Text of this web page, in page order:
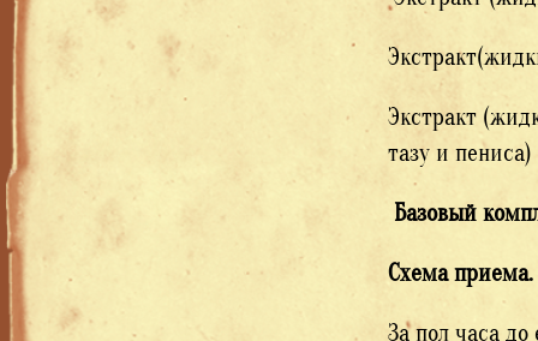
Экстракт
тазу и пениса)
Базовый
Схема приема.
За пол часа